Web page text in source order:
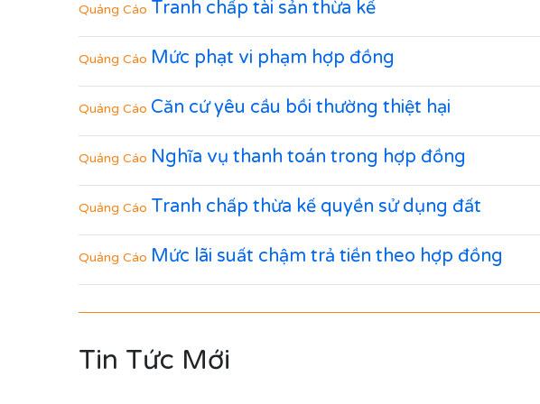
Quảng Cáo Tranh chấp tài sản thừa kế
Quảng Cáo Mức phạt vi phạm hợp đồng
Quảng Cáo Căn cứ yêu cầu bồi thường thiệt hại
Quảng Cáo Nghĩa vụ thanh toán trong hợp đồng
Quảng Cáo Tranh chấp thừa kế quyền sử dụng đất
Quảng Cáo Mức lãi suất chậm trả tiền theo hợp đồng
Tin Tức Mới